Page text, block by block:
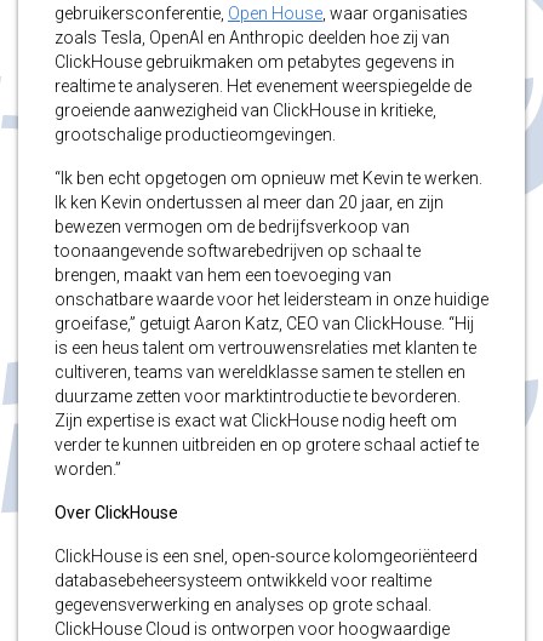
gebruikersconferentie, Open House , waar organisaties
zoals Tesla, OpenAI en Anthropic deelden hoe zij van
ClickHouse gebruikmaken om petabytes gegevens in
realtime te analyseren. Het evenement weerspiegelde de
groeiende aanwezigheid van ClickHouse in kritieke,
grootschalige productieomgevingen.
“Ik ben echt opgetogen om opnieuw met Kevin te werken.
Ik ken Kevin ondertussen al meer dan 20 jaar, en zijn
bewezen vermogen om de bedrijfsverkoop van
toonaangevende softwarebedrijven op schaal te
brengen, maakt van hem een toevoeging van
onschatbare waarde voor het leidersteam in onze huidige
groeifase,” getuigt Aaron Katz, CEO van ClickHouse. “Hij
is een heus talent om vertrouwensrelaties met klanten te
cultiveren, teams van wereldklasse samen te stellen en
duurzame zetten voor marktintroductie te bevorderen.
Zijn expertise is exact wat ClickHouse nodig heeft om
verder te kunnen uitbreiden en op grotere schaal actief te
worden.”
Over ClickHouse
ClickHouse is een snel, open-source kolomgeoriënteerd
databasebeheersysteem ontwikkeld voor realtime
gegevensverwerking en analyses op grote schaal.
ClickHouse Cloud is ontworpen voor hoogwaardige